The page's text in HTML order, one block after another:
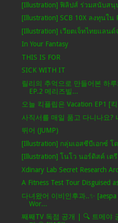
[Illustration] ฟิลิปส์ ร่วมสนับสนุ
[Illustration] SCB 10X ลงทุนใน
[Illustration] เวียตเจ็ทไทยแลน
In Your Fantasy
THIS IS FOR
SICK WITH IT
릴리의 추억으로 만들어본 하루
EP.2 메리즈빌...
오늘 킥플립은 Vacation EP1 [
사직서를 매일 품고 다니나요?
뛰어 (JUMP)
[Illustration] กลุ่มเอสซีบีเอกซ์
[Illustration] โนโว นอร์ดิสค์ เต
Xdinary Lab Secret Research
A Fitness Test Tour Disguised
다녀왔어 이비인후과..✨
Wor...
째째TV 독점 공개 | 🔍 트메야